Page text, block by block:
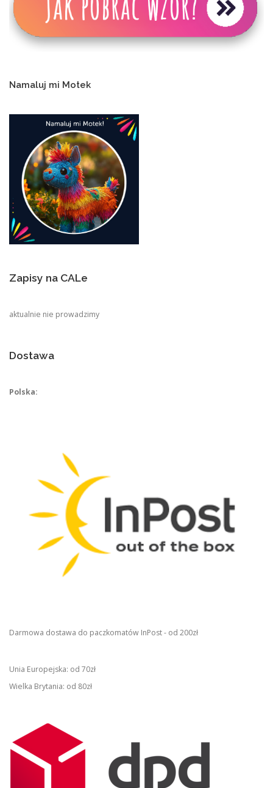
Namaluj mi Motek
Zapisy na CALe
aktualnie nie prowadzimy
Dostawa
Polska:
Darmowa dostawa do paczkomatów InPost - od 200zł
Unia Europejska: od 70zł
Wielka Brytania: od 80zł